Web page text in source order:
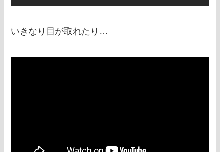
いきなり目が取れたり…